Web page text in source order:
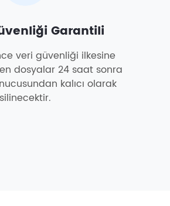
Garantili
veri güvenliği ilkesine
dosyalar 24 saat sonra
kalıcı olarak
silinecektir.